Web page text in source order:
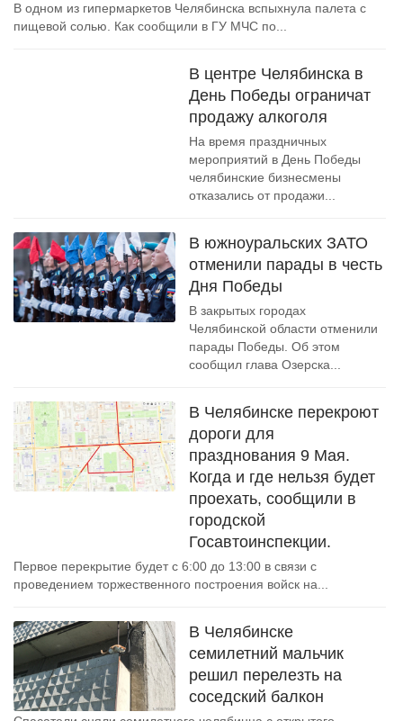
В одном из гипермаркетов Челябинска вспыхнула палета с
пищевой солью. Как сообщили в ГУ МЧС по...
В центре Челябинска в
День Победы ограничат
продажу алкоголя
На время праздничных
мероприятий в День Победы
челябинские бизнесмены
отказались от продажи...
В южноуральских ЗАТО
отменили парады в честь
Дня Победы
В закрытых городах
Челябинской области отменили
парады Победы. Об этом
сообщил глава Озерска...
В Челябинске перекроют
дороги для
празднования 9 Мая.
Когда и где нельзя будет
проехать, сообщили в
городской
Госавтоинспекции.
Первое перекрытие будет с 6:00 до 13:00 в связи с
проведением торжественного построения войск на...
В Челябинске
семилетний мальчик
решил перелезть на
соседский балкон